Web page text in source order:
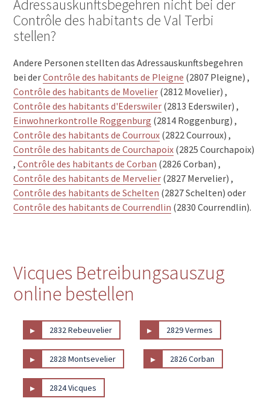
Adressauskunftsbegehren nicht bei der
Contrôle des habitants de Val Terbi
stellen?
Andere Personen stellten das Adressauskunftsbegehren
bei derContrôle des habitants de Pleigne (2807 Pleigne) ,
Contrôle des habitants de Movelier (2812 Movelier) ,
Contrôle des habitants d'Ederswiler (2813 Ederswiler) ,
Einwohnerkontrolle Roggenburg (2814 Roggenburg) ,
Contrôle des habitants de Courroux (2822 Courroux) ,
Contrôle des habitants de Courchapoix (2825 Courchapoix)
,Contrôle des habitants de Corban (2826 Corban) ,
Contrôle des habitants de Mervelier (2827 Mervelier) ,
Contrôle des habitants de Schelten (2827 Schelten) oder
Contrôle des habitants de Courrendlin (2830 Courrendlin).
Vicques Betreibungsauszug
online bestellen
▸ 2832 Rebeuvelier ▸ 2829 Vermes
▸ 2828 Montsevelier ▸ 2826 Corban
▸ 2824 Vicques